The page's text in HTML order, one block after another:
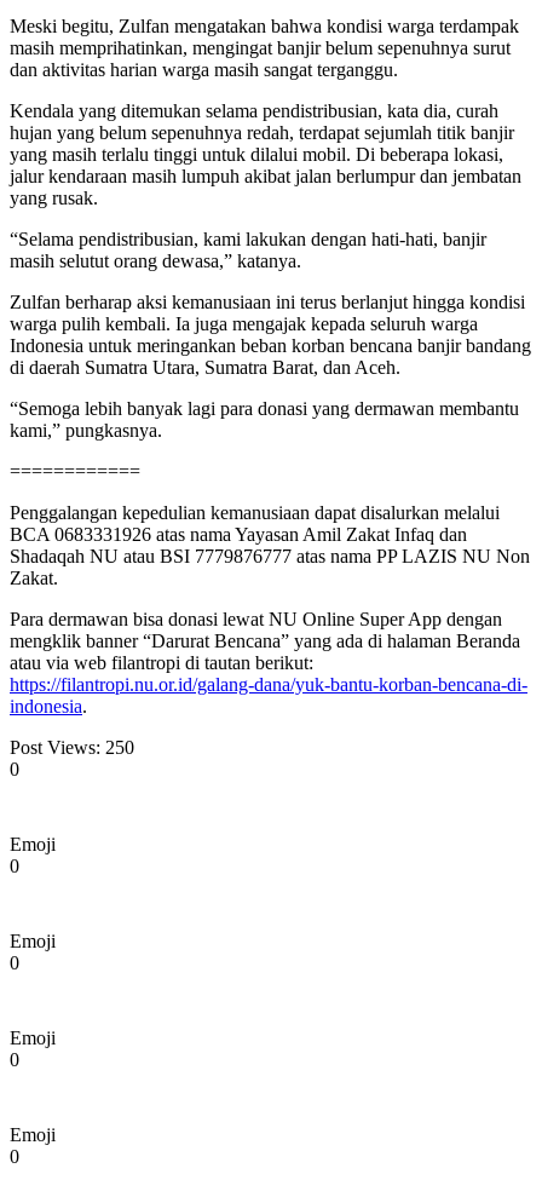
Meski begitu, Zulfan mengatakan bahwa kondisi warga terdampak
masih memprihatinkan, mengingat banjir belum sepenuhnya surut
dan aktivitas harian warga masih sangat terganggu.
Kendala yang ditemukan selama pendistribusian, kata dia, curah
hujan yang belum sepenuhnya redah, terdapat sejumlah titik banjir
yang masih terlalu tinggi untuk dilalui mobil. Di beberapa lokasi,
jalur kendaraan masih lumpuh akibat jalan berlumpur dan jembatan
yang rusak.
“Selama pendistribusian, kami lakukan dengan hati-hati, banjir
masih selutut orang dewasa,” katanya.
Zulfan berharap aksi kemanusiaan ini terus berlanjut hingga kondisi
warga pulih kembali. Ia juga mengajak kepada seluruh warga
Indonesia untuk meringankan beban korban bencana banjir bandang
di daerah Sumatra Utara, Sumatra Barat, dan Aceh.
“Semoga lebih banyak lagi para donasi yang dermawan membantu
kami,” pungkasnya.
============
Penggalangan kepedulian kemanusiaan dapat disalurkan melalui
BCA 0683331926 atas nama Yayasan Amil Zakat Infaq dan
Shadaqah NU atau BSI 7779876777 atas nama PP LAZIS NU Non
Zakat.
Para dermawan bisa donasi lewat NU Online Super App dengan
mengklik banner “Darurat Bencana” yang ada di halaman Beranda
atau via web filantropi di tautan berikut:
https://filantropi.nu.or.id/galang-dana/yuk-bantu-korban-bencana-di-
indonesia.
Post Views: 250
0
Emoji
0
Emoji
0
Emoji
0
Emoji
0